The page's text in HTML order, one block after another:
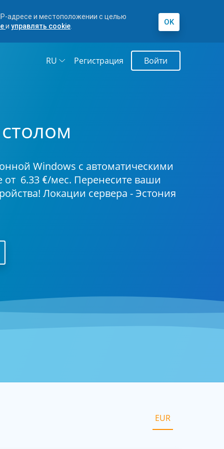
адресе и местоположении с целью
и управлять cookie OK
gTLD
в
$11.99/
RU Регистрация Войти
Windows с автоматическими
от 6.33 €/мес. Перенесите ваши
Локации сервера - Эстония
EUR